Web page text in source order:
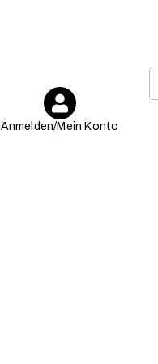
Anmelden/Mein Konto